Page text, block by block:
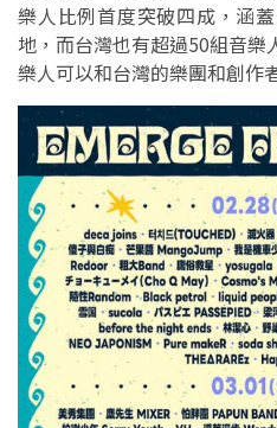
樂人比例首度突破四成，涵
地，而台灣也有超過50組音樂
樂人可以和台灣的樂團和創作